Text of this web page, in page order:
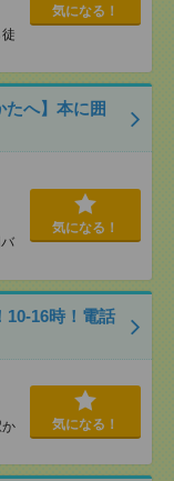
気になる！
たへ】本に囲
気になる！
10-16時！電話
気になる！